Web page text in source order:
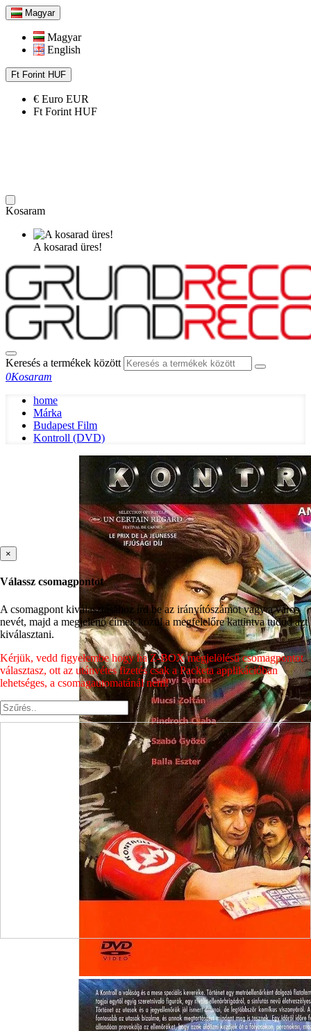
Magyar
Magyar
English
Ft Forint HUF
€ Euro EUR
Ft Forint HUF
Kosaram
A kosarad üres!
Keresés a termékek között
0Kosaram
home
Márka
Budapest Film
Kontroll (DVD)
×
Válassz csomagpontot
A csomagpont kiválasztásához írd be az irányítószámot vagy a város
nevét, majd a megjelenő címek közül a megfelelőre kattintva tudod azt
kiválasztani.
Kérjük, vedd figyelembe hogy ha Z-BOX megjelölésű csomagpontot
választasz, ott az utánvétes fizetés csak a Packeta applikációban
lehetséges, a csomagautomatánál nem!